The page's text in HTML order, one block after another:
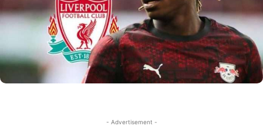
- Advertisement -